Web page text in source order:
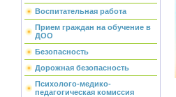
Воспитательная работа
Прием граждан на обучение в
ДОО
Безопасность
Дорожная безопасность
Психолого-медико-
педагогическая комиссия